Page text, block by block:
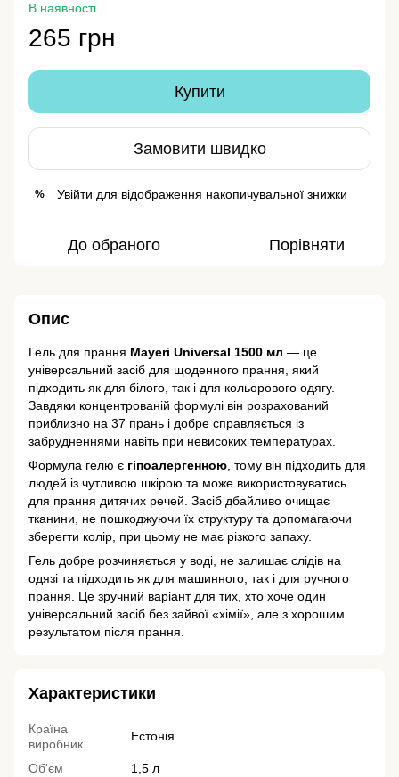
В наявності
265 грн
Купити
Замовити швидко
% Увійти для відображення накопичувальної знижки
До обраного Порівняти
Опис
Гель для прання Mayeri Universal 1500 мл — це
універсальний засіб для щоденного прання, який
підходить як для білого, так і для кольорового одягу.
Завдяки концентрованій формулі він розрахований
приблизно на 37 прань і добре справляється із
забрудненнями навіть при невисоких температурах.
Формула гелю є гіпоалергенною , тому він підходить для
людей із чутливою шкірою та може використовуватись
для прання дитячих речей. Засіб дбайливо очищає
тканини, не пошкоджуючи їх структуру та допомагаючи
зберегти колір, при цьому не має різкого запаху.
Гель добре розчиняється у воді, не залишає слідів на
одязі та підходить як для машинного, так і для ручного
прання. Це зручний варіант для тих, хто хоче один
універсальний засіб без зайвої «хімії», але з хорошим
результатом після прання.
Характеристики
Країна
виробник
Естонія
Об'єм 1,5 л